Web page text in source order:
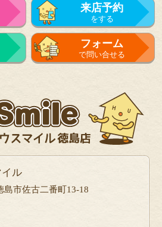
来店予約
をする
フォーム
で問い合せる
ル
島市佐古二番町13-18